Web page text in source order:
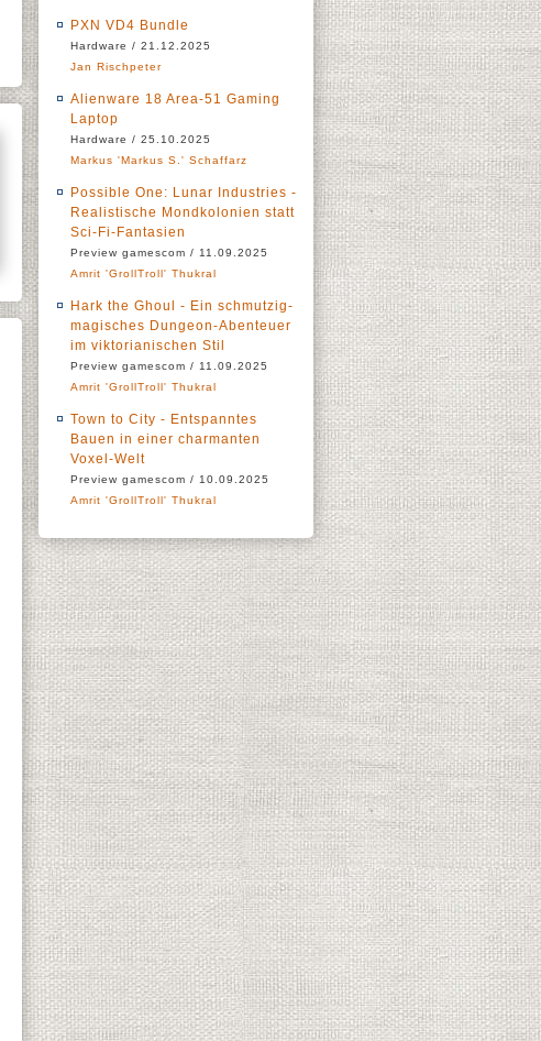
PXN VD4 Bundle
Hardware / 21.12.2025
Jan Rischpeter
Alienware 18 Area-51 Gaming
Laptop
Hardware / 25.10.2025
Markus 'Markus S.' Schaffarz
Possible One: Lunar Industries -
Realistische Mondkolonien statt
Sci-Fi-Fantasien
Preview gamescom / 11.09.2025
Amrit 'GrollTroll' Thukral
Hark the Ghoul - Ein schmutzig-
magisches Dungeon-Abenteuer
im viktorianischen Stil
Preview gamescom / 11.09.2025
Amrit 'GrollTroll' Thukral
Town to City - Entspanntes
Bauen in einer charmanten
Voxel-Welt
Preview gamescom / 10.09.2025
Amrit 'GrollTroll' Thukral